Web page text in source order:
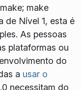
make
de Nível 1, esta é
As pessoas
plataformas ou
do
a usar o
necessitam do